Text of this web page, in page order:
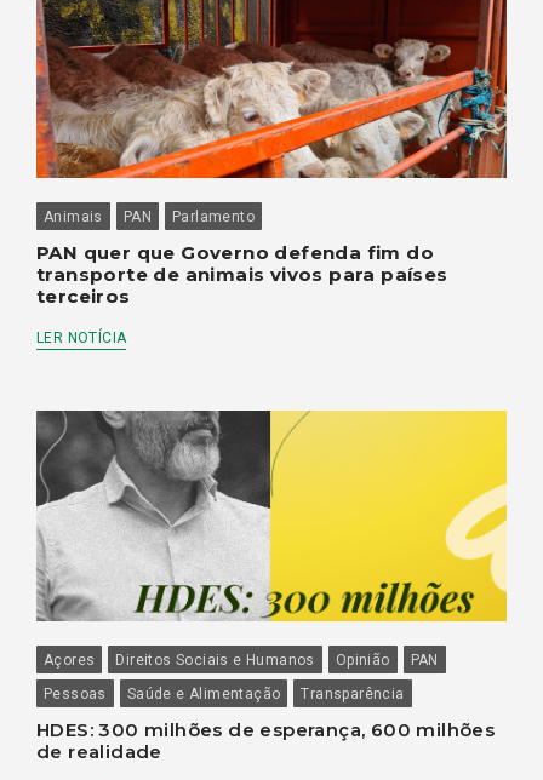
Animais PAN Parlamento
PAN quer que Governo defenda fim do
transporte de animais vivos para países
terceiros
LER NOTÍCIA
Açores Direitos Sociais e Humanos Opinião
PAN
Pessoas
Saúde e Alimentação Transparência
HDES: 300 milhões de esperança, 600 milhões
de realidade